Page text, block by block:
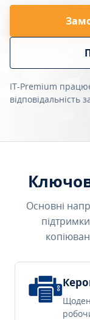
IT-Premium
відповідальність
Основні